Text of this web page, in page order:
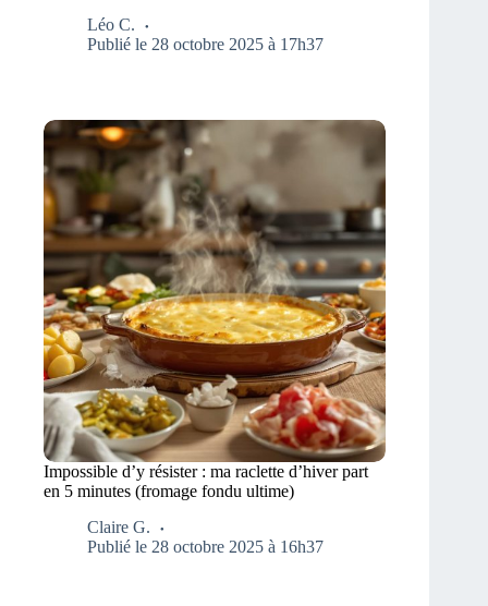
Léo C.
Publié le 28 octobre 2025 à 17h37
Impossible d’y résister : ma raclette d’hiver part
en 5 minutes (fromage fondu ultime)
Claire G.
Publié le 28 octobre 2025 à 16h37